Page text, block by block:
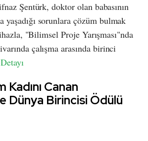
Şentürk, doktor olan babasının
yaşadığı sorunlara çözüm bulmak
"Bilimsel Proje Yarışması"nda
çalışma arasında birinci
Kadını Canan
Dünya Birincisi Ödülü